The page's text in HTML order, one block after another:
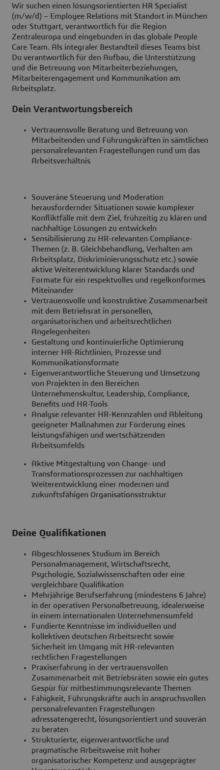
Wir suchen einen lösungsorientierten HR Specialist
(m/w/d) – Employee Relations mit Standort in München
oder Stuttgart, verantwortlich für die Region
Zentraleuropa und eingebunden in das globale People
Care Team. Als integraler Bestandteil dieses Teams bist
Du verantwortlich für den Aufbau, die Unterstützung
und die Betreuung von Mitarbeiterbeziehungen,
Mitarbeiterengagement und Kommunikation am
Arbeitsplatz.
Dein Verantwortungsbereich
Vertrauensvolle Beratung und Betreuung von
Mitarbeitenden und Führungskräften in sämtlichen
personalrelevanten Fragestellungen rund um das
Arbeitsverhältnis
Souveräne Steuerung und Moderation
herausfordernder Situationen sowie komplexer
Konfliktfälle mit dem Ziel, frühzeitig zu klären und
nachhaltige Lösungen zu entwickeln
Sensibilisierung zu HR-relevanten Compliance-
Themen (z. B. Gleichbehandlung, Verhalten am
Arbeitsplatz, Diskriminierungsschutz etc.) sowie
aktive Weiterentwicklung klarer Standards und
Formate für ein respektvolles und regelkonformes
Miteinander
Vertrauensvolle und konstruktive Zusammenarbeit
mit dem Betriebsrat in personellen,
organisatorischen und arbeitsrechtlichen
Angelegenheiten
Gestaltung und kontinuierliche Optimierung
interner HR-Richtlinien, Prozesse und
Kommunikationsformate
Eigenverantwortliche Steuerung und Umsetzung
von Projekten in den Bereichen
Unternehmenskultur, Leadership, Compliance,
Benefits und HR-Tools
Analyse relevanter HR-Kennzahlen und Ableitung
geeigneter Maßnahmen zur Förderung eines
leistungsfähigen und wertschätzenden
Arbeitsumfelds
Aktive Mitgestaltung von Change- und
Transformationsprozessen zur nachhaltigen
Weiterentwicklung einer modernen und
zukunftsfähigen Organisationsstruktur
Deine Qualifikationen
Abgeschlossenes Studium im Bereich
Personalmanagement, Wirtschaftsrecht,
Psychologie, Sozialwissenschaften oder eine
vergleichbare Qualifikation
Mehrjährige Berufserfahrung (mindestens 6 Jahre)
in der operativen Personalbetreuung, idealerweise
in einem internationalen Unternehmensumfeld
Fundierte Kenntnisse im individuellen und
kollektiven deutschen Arbeitsrecht sowie
Sicherheit im Umgang mit HR-relevanten
rechtlichen Fragestellungen
Praxiserfahrung in der vertrauensvollen
Zusammenarbeit mit Betriebsräten sowie ein gutes
Gespür für mitbestimmungsrelevante Themen
Fähigkeit, Führungskräfte auch in anspruchsvollen
personalrelevanten Fragestellungen
adressatengerecht, lösungsorientiert und souverän
zu beraten
Strukturierte, eigenverantwortliche und
pragmatische Arbeitsweise mit hoher
organisatorischer Kompetenz und ausgeprägter